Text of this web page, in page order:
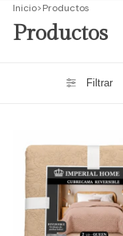
Inicio>Productos
Productos
Filtrar